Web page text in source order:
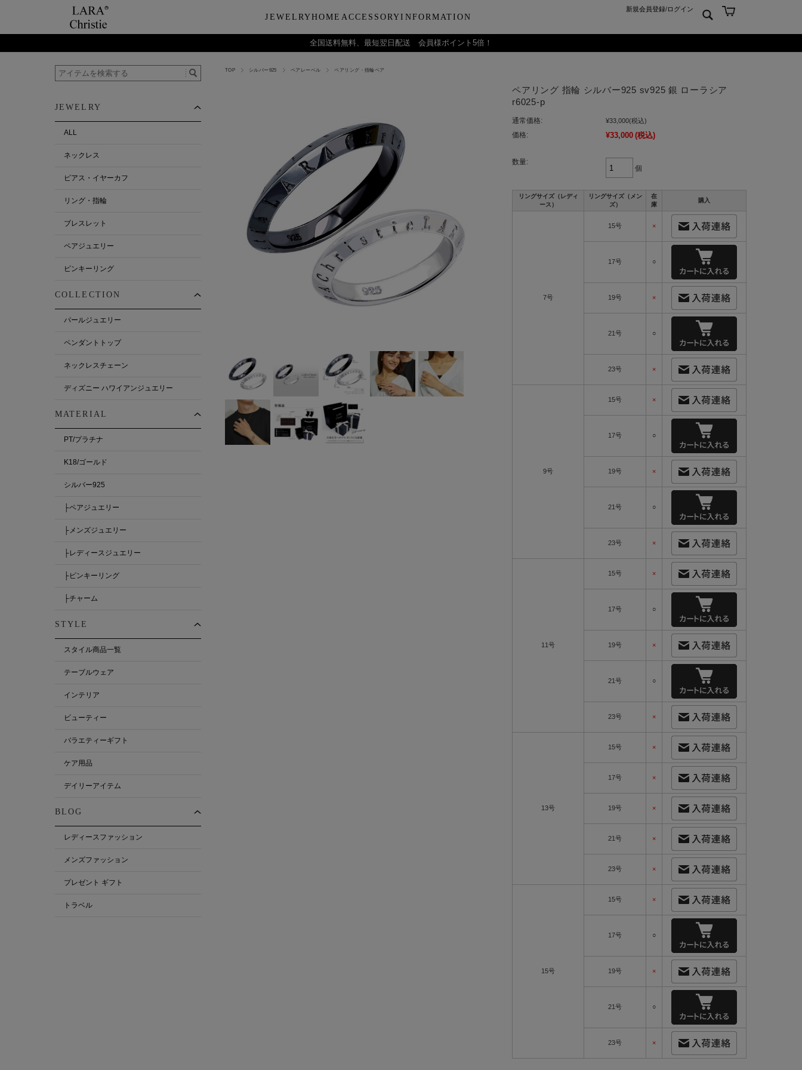
JEWELRY
Category
ピアス・イヤーカフ
Collection
ネックレスチェーン
ディズニーハワイアン
ペアジュエリー
メンズジュエリー
レディースジュエリー
ピンキーリング
チャーム
HOME
テーブルウェア インテリア
ケア用品
収納ボックス
ボールペン
ACCESSORY
ビューティー バラエティーギフト
テディベアギフトセット
ジュエリーポーチ
INFORMATION
お支払い・配送について
LARA Christieについて
お問合せ
新規会員登録/ログイン
全国送料無料、最短翌日配送 会員様ポイント5倍！
TOP シルバー925 ペアレーベル ペアリング・指輪ペア
ペアリング 指輪 シルバー925 sv925 銀 ローラシア
r6025-p
通常価格: ¥33,000(税込)
価格: ¥33,000 (税込)
数量:
個
リングサイズ（レディ
ース）
リングサイズ（メン
ズ）
在
庫
購入
7号
15号 ×
17号 ○
19号 ×
21号 ○
23号 ×
9号
15号 ×
17号 ○
19号 ×
21号 ○
23号 ×
11号
15号 ×
17号 ○
19号 ×
21号 ○
23号 ×
13号
15号 ×
17号 ×
19号 ×
21号 ×
23号 ×
15号
15号 ×
17号 ○
19号 ×
21号 ○
23号 ×
JEWELRY
ALL
ネックレス
ピアス・イヤーカフ
リング・指輪
ブレスレット
ペアジュエリー
ピンキーリング
COLLECTION
パールジュエリー
ペンダントトップ
ネックレスチェーン
ディズニー ハワイアンジュエリー
MATERIAL
PT/プラチナ
K18/ゴールド
シルバー925
├ペアジュエリー
├メンズジュエリー
├レディースジュエリー
├ピンキーリング
├チャーム
STYLE
スタイル商品一覧
テーブルウェア
インテリア
ビューティー
バラエティーギフト
ケア用品
デイリーアイテム
BLOG
レディースファッション
メンズファッション
プレゼント ギフト
トラベル